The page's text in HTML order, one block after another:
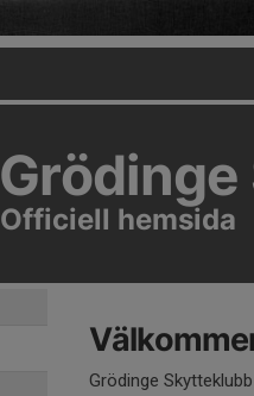
Officiell hemsida
Grödinge